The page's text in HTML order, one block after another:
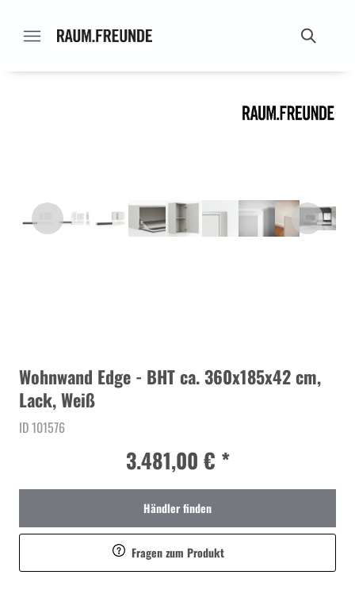
Wohnwand Edge - BHT ca. 360x185x42 cm,
Lack, Weiß
ID 101576
3.481,00 € *
Händler finden
Fragen zum Produkt